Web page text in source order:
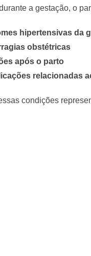
a gestação, o
hipertensivas da
obstétricas
após o parto
relacionadas
condições